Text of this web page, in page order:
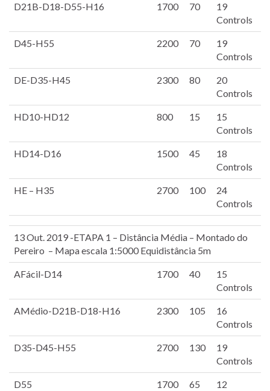
D21B-D18-D55-H16 1700 70
19
Controls
D45-H55 2200 70
19
Controls
DE-D35-H45 2300 80
20
Controls
HD10-HD12 800 15
15
Controls
HD14-D16 1500 45
18
Controls
HE – H35 2700 100
24
Controls
13 Out. 2019 -ETAPA 1 – Distância Média – Montado do
Pereiro – Mapa escala 1:5000 Equidistância 5m
AFácil-D14 1700 40
15
Controls
AMédio-D21B-D18-H16 2300 105
16
Controls
D35-D45-H55 2700 130
19
Controls
D55 1700 65
12